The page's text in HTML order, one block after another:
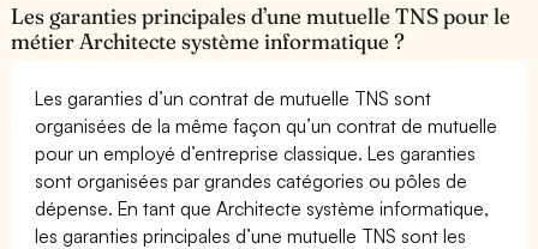
Les garanties principales d’une mutuelle TNS pour le
métier Architecte système informatique ?
Les garanties d’un contrat de mutuelle TNS sont
organisées de la même façon qu’un contrat de mutuelle
pour un employé d’entreprise classique. Les garanties
sont organisées par grandes catégories ou pôles de
dépense. En tant que Architecte système informatique,
les garanties principales d’une mutuelle TNS sont les